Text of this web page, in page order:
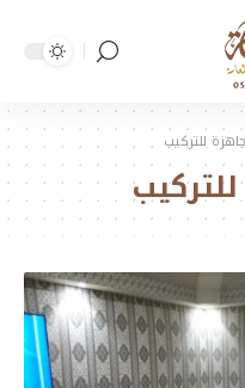
للتركيب